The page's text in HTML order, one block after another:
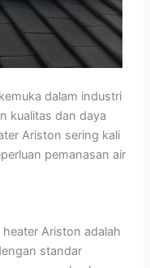
dalam industri
kualitas dan daya
Ariston sering kali
pemanasan air
Ariston adalah
standar